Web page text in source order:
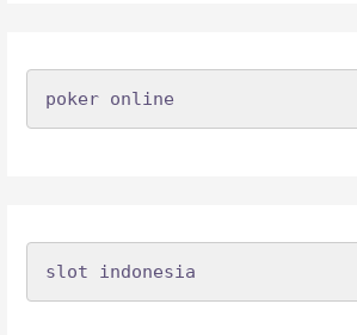
poker online
slot indonesia